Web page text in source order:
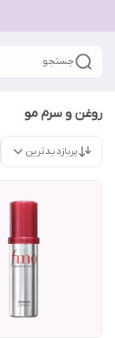
جستجو
روغن و سرم مو
پربازدیدترین